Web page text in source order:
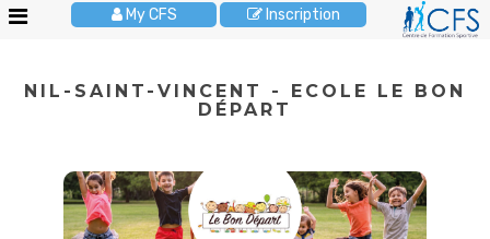
My CFS Inscription
CFS
Activités
enfants
NIL-SAINT-VINCENT - ECOLE LE BON
DÉPART